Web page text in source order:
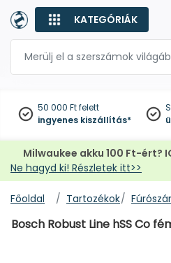
KATEGÓRIÁK
50 000 Ft felett
ingyenes kiszállítás*
Milwaukee akku 100 Ft-ért?
Ne hagyd ki! Részletek itt>>
Főoldal Tartozékok
Bosch Robust Line hSS Co